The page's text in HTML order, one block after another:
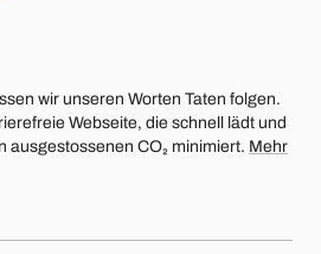
wir unseren Worten Taten folgen.
Webseite, die schnell lädt und
ausgestossenen CO₂ minimiert. Mehr